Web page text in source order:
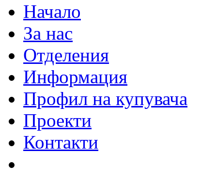
Начало
За нас
Отделения
Информация
Профил на купувача
Проекти
Контакти